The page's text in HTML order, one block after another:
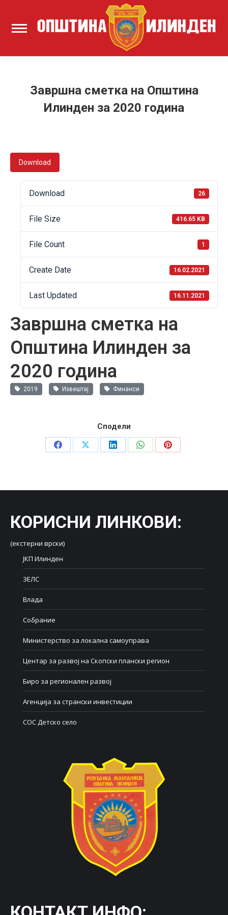
Завршна сметка на Општина
Илинден за 2020 година
Download
Download 26
File Size 416.65 KB
File Count 1
Create Date 16.02.2021
Last Updated 16.11.2021
Завршна сметка на
Општина Илинден за
2020 година
2019 Извештај Финанси
Сподели
Share
Share
Share
Share
Share
КОРИСНИ ЛИНКОВИ:
(екстерни врски)
ЈКП Илинден
ЗЕЛС
Влада
Собрание
Министерство за локална самоуправа
Центар за развој на Скопски плански регион
Биро за регионален развој
Агенција за странски инвестиции
СОС Детско село